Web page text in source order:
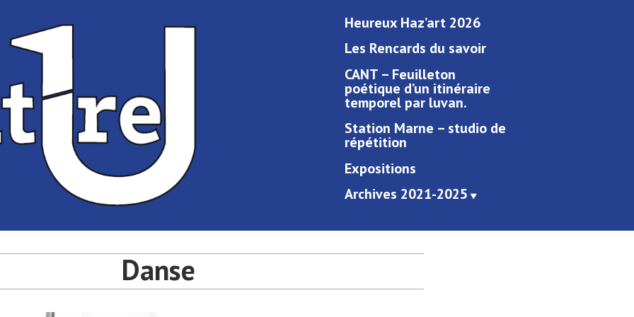
Bordeaux
Heureux Haz’art 2026
Les Rencards du savoir
CANT – Feuilleton
poétique d’un itinéraire
temporel par luvan.
Station Marne – studio de
répétition
Expositions
Archives 2021-2025
Danse